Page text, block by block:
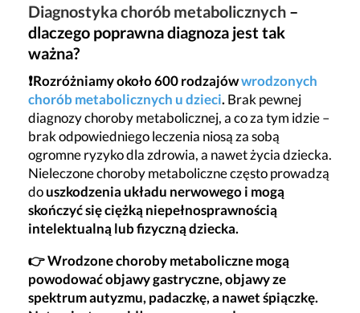
Diagnostyka chorób metabolicznych –
dlaczego poprawna diagnoza jest tak
ważna?
❗Rozróżniamy około 600 rodzajówwrodzonych
chorób metabolicznych u dzieci.Brak pewnej
diagnozy choroby metabolicznej, a co za tym idzie –
brak odpowiedniego leczenia niosą za sobą
ogromne ryzyko dla zdrowia, a nawet życia dziecka.
Nieleczone choroby metaboliczne często prowadzą
douszkodzenia układu nerwowego i mogą
skończyć się ciężką niepełnosprawnością
intelektualną lub fizyczną dziecka.
👉 Wrodzone choroby metaboliczne mogą
powodować objawy gastryczne, objawy ze
spektrum autyzmu, padaczkę, a nawet śpiączkę.